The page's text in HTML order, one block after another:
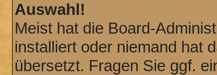
Auswahl!
Meist hat die Board-
installiert oder niemand hat
übersetzt. Fragen Sie ggf.